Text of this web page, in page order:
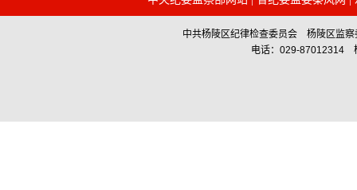
中共杨陵区纪律检查委员会 杨陵区监
电话：029-87012314